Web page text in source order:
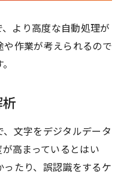
より高度な自動処理が
や作業が考えられるので
析
文字をデジタルデータ
高まっているとはい
たり、誤認識をするケ